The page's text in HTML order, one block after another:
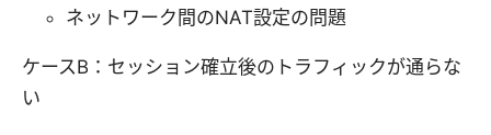
ネットワーク間のNAT設定の問題
ケースB：セッション確立後のトラフィックが通らな
い